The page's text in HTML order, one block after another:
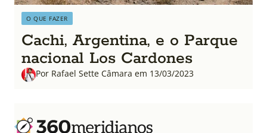
O QUE FAZER
Cachi, Argentina, e o Parque
nacional Los Cardones
Por Rafael Sette Câmara em 13/03/2023